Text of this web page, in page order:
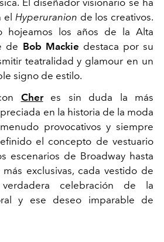
El diseñador visionario se ha
Hyperuranion de los creativos.
hojeamos los años de la Alta
de Bob Mackie destaca por su
teatralidad y glamour en un
signo de estilo.
Cheres sin duda la más
en la historia de la moda
provocativos y siempre
el concepto de vestuario
escenarios de Broadway hasta
más exclusivas, cada vestido de
celebración de la
y ese deseo imparable de